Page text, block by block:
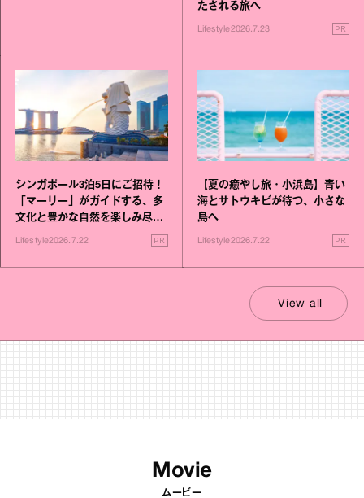
たされる旅へ
Lifestyle2026.7.23 PR
シンガポール3泊5日にご招待！
「マーリー」がガイドする、多
文化と豊かな自然を楽しみ尽く
Lifestyle2026.7.22 PR
【夏の癒やし旅・小浜島】青い
海とサトウキビが待つ、小さな
島へ
Lifestyle2026.7.22 PR
View all
Movie
ムービー